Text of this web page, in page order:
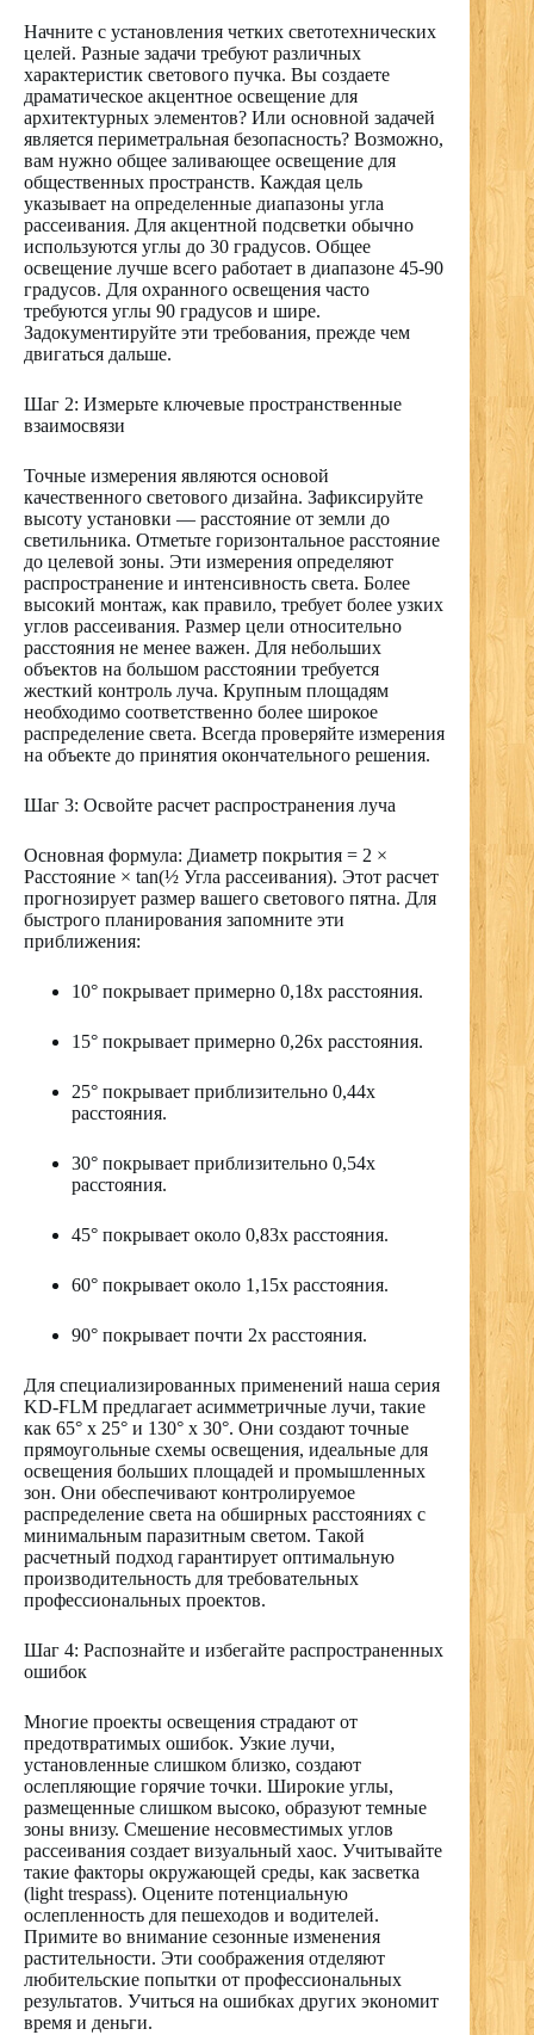
Начните с установления четких светотехнических
целей. Разные задачи требуют различных
характеристик светового пучка. Вы создаете
драматическое акцентное освещение для
архитектурных элементов? Или основной задачей
является периметральная безопасность? Возможно,
вам нужно общее заливающее освещение для
общественных пространств. Каждая цель
указывает на определенные диапазоны угла
рассеивания. Для акцентной подсветки обычно
используются углы до 30 градусов. Общее
освещение лучше всего работает в диапазоне 45-90
градусов. Для охранного освещения часто
требуются углы 90 градусов и шире.
Задокументируйте эти требования, прежде чем
двигаться дальше.
Шаг 2: Измерьте ключевые пространственные
взаимосвязи
Точные измерения являются основой
качественного светового дизайна. Зафиксируйте
высоту установки — расстояние от земли до
светильника. Отметьте горизонтальное расстояние
до целевой зоны. Эти измерения определяют
распространение и интенсивность света. Более
высокий монтаж, как правило, требует более узких
углов рассеивания. Размер цели относительно
расстояния не менее важен. Для небольших
объектов на большом расстоянии требуется
жесткий контроль луча. Крупным площадям
необходимо соответственно более широкое
распределение света. Всегда проверяйте измерения
на объекте до принятия окончательного решения.
Шаг 3: Освойте расчет распространения луча
Основная формула: Диаметр покрытия = 2 ×
Расстояние × tan(½ Угла рассеивания). Этот расчет
прогнозирует размер вашего светового пятна. Для
быстрого планирования запомните эти
приближения:
10° покрывает примерно 0,18x расстояния.
15° покрывает примерно 0,26x расстояния.
25° покрывает приблизительно 0,44x
расстояния.
30° покрывает приблизительно 0,54x
расстояния.
45° покрывает около 0,83x расстояния.
60° покрывает около 1,15x расстояния.
90° покрывает почти 2x расстояния.
Для специализированных применений наша серия
KD-FLM предлагает асимметричные лучи, такие
как 65° x 25° и 130° x 30°. Они создают точные
прямоугольные схемы освещения, идеальные для
освещения больших площадей и промышленных
зон. Они обеспечивают контролируемое
распределение света на обширных расстояниях с
минимальным паразитным светом. Такой
расчетный подход гарантирует оптимальную
производительность для требовательных
профессиональных проектов.
Шаг 4: Распознайте и избегайте распространенных
ошибок
Многие проекты освещения страдают от
предотвратимых ошибок. Узкие лучи,
установленные слишком близко, создают
ослепляющие горячие точки. Широкие углы,
размещенные слишком высоко, образуют темные
зоны внизу. Смешение несовместимых углов
рассеивания создает визуальный хаос. Учитывайте
такие факторы окружающей среды, как засветка
(light trespass). Оцените потенциальную
ослепленность для пешеходов и водителей.
Примите во внимание сезонные изменения
растительности. Эти соображения отделяют
любительские попытки от профессиональных
результатов. Учиться на ошибках других экономит
время и деньги.